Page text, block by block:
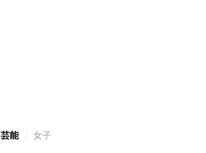
芸能 女子